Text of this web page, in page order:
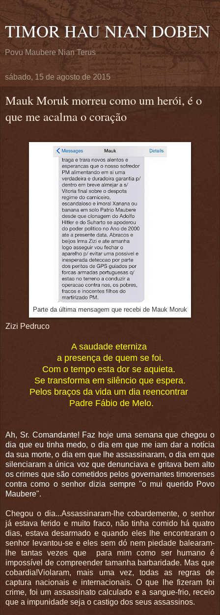
TIMOR HAU NIAN DOBEN
Povu Maubere Nian Terus
sábado, 15 de agosto de 2015
Mauk Moruk morreu como um herói, é o
que me acalma o coração
.
Parte da última mensagem que recebi de Mauk Moruk
Zizi Pedruco
A saudade eterniza
a presença de quem se foi.
Com o tempo esta dor se aquieta.
Se transforma em silêncio que espera.
Pelos braços da vida um dia reencontrar
Padre Fábio de Melo.
.
Ah, Sr. Comandante! Faz hoje uma semana que chegou o
dia que eu tinha medo, o dia em que me iam dar a notícia
da sua morte, o dia em que lhe assassinaram, o dia em que
silenciaram a única voz que denunciava e gritava bem alto
os crimes que são cometidos pelos governantes timorenses
contra como o senhor dizia sempre "o mui querido Povo
Maubere".
Chegou o dia...Assassinaram-lhe cobardemente, o senhor
já estava ferido e muito fraco, não tinha comido há quatro
dias, estava desarmado e quando eles lhe encontraram o
senhor levantou-se e eles sem dó nem piedade balearam-
lhe tantas vezes que para mim como ser humano é
impossível de compreender tamanha barbaridade. Mas que
cobardia!Violaram, mais uma vez, todas as regras de
captura nacionais e internacionais. O que lhe fizeram foi
crime, foi um assassinato calculado e a sangue-frio, receio
que a impunidade seja o castigo dos seus assassinos.